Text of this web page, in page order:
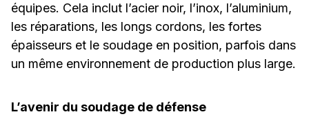
équipes. Cela inclut l’acier noir, l’inox, l’aluminium,
les réparations, les longs cordons, les fortes
épaisseurs et le soudage en position, parfois dans
un même environnement de production plus large.
L’avenir du soudage de défense